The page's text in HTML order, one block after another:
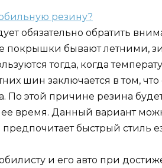
обязательно обратить
покрышки бывают летними,
тогда, когда
шин заключается в том,
По этой причине резина
время. Данный вариант
быстрый стиль
и его авто при